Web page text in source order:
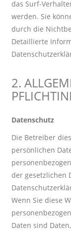
das Surf-
werden. Sie
durch die
Detaillierte
2.
Datenschutz
Die Betreiber
persönlichen
der gesetzlichen
Wenn Sie diese
Daten sind